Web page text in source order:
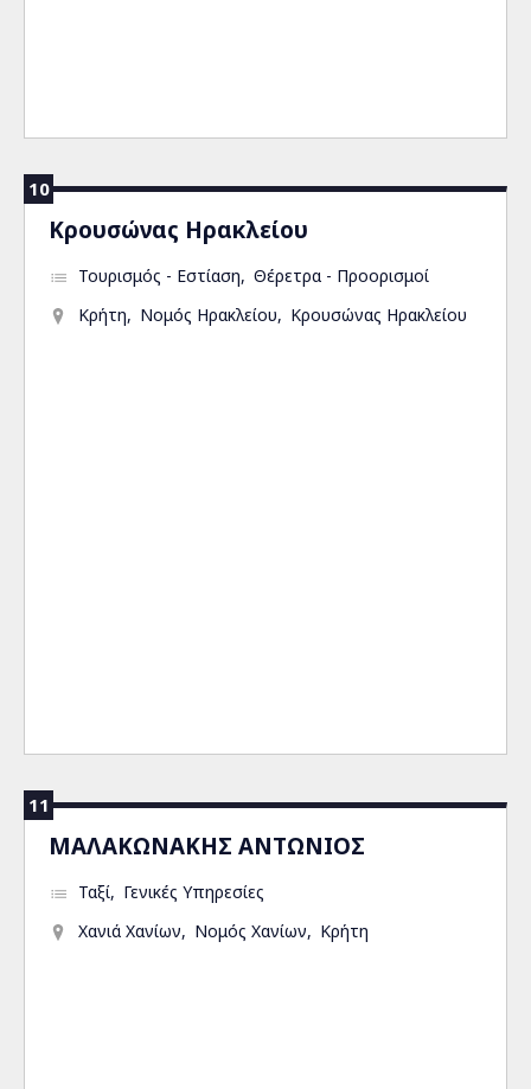
10
Κρουσώνας Ηρακλείου
Τουρισμός - Εστίαση
Θέρετρα - Προορισμοί
Κρήτη
Νομός Ηρακλείου Κρουσώνας Ηρακλείου
11
ΜΑΛΑΚΩΝΑΚΗΣ ΑΝΤΩΝΙΟΣ
Ταξί
Γενικές Υπηρεσίες
Χανιά Χανίων
Νομός Χανίων Κρήτη